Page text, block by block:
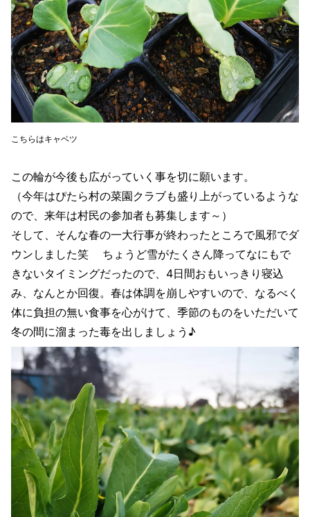
こちらはキャベツ
この輪が今後も広がっていく事を切に願います。
（今年はぴたら村の菜園クラブも盛り上がっているような
ので、来年は村民の参加者も募集します～）
そして、そんな春の一大行事が終わったところで風邪でダ
ウンしました笑 ちょうど雪がたくさん降ってなにもで
きないタイミングだったので、4日間おもいっきり寝込
み、なんとか回復。春は体調を崩しやすいので、なるべく
体に負担の無い食事を心がけて、季節のものをいただいて
冬の間に溜まった毒を出しましょう♪